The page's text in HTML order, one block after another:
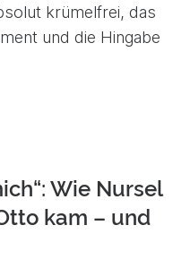
krümelfrei, das
und die Hingabe
Wie Nursel
kam – und